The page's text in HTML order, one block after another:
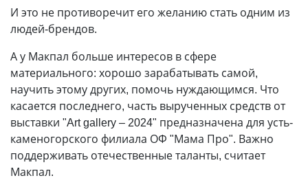
И это не противоречит его желанию стать одним из
людей-брендов.
А у Макпал больше интересов в сфере
материального: хорошо зарабатывать самой,
научить этому других, помочь нуждающимся. Что
касается последнего, часть вырученных средств от
выставки "Art gallery – 2024" предназначена для усть-
каменогорского филиала ОФ "Мама Про". Важно
поддерживать отечественные таланты, считает
Макпал.